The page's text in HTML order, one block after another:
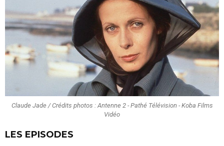
Claude Jade / Crédits photos : Antenne 2 - Pathé Télévision - Koba Films
Vidéo
LES EPISODES